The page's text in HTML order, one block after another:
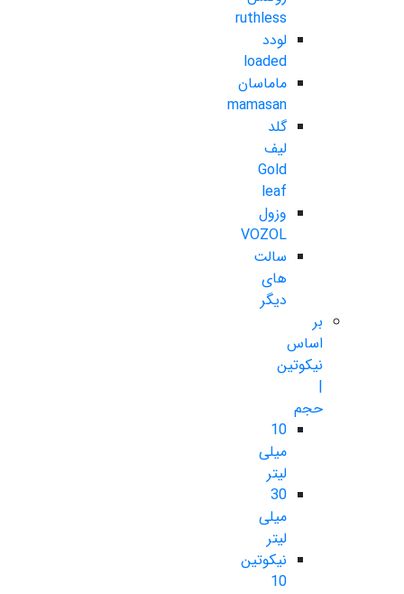
ruthless
لودد
loaded
ماماسان
mamasan
گلد
لیف
Gold
leaf
وزول
VOZOL
سالت
های
دیگر
بر
اساس
نیکوتین
|
حجم
10
میلی
لیتر
30
میلی
لیتر
نیکوتین
10